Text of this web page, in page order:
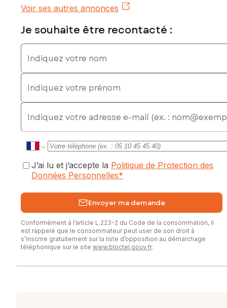
Voir ses autres annonces
Je souhaite être recontacté :
Indiquez votre nom
Indiquez votre prénom
E-mail
J’ai lu et j’accepte la Politique de Protection des
Données Personnelles*
Envoyer ma demande
Conformément à l’article L.223-2 du Code de la consommation, il
est rappelé que le consommateur peut user de son droit à
s’inscrire gratuitement sur la liste d’opposition au démarchage
téléphonique sur le site www.bloctel.gouv.fr.